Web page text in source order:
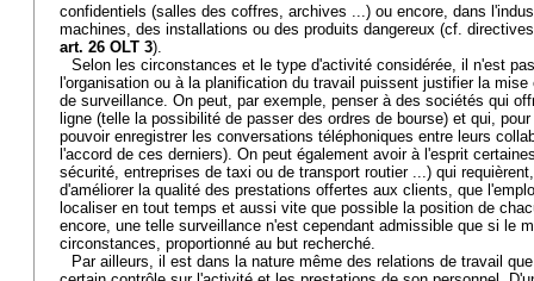
confidentiels (salles des coffres, archives ...) ou encore, dans
machines, des installations ou des produits dangereux (cf.
art. 26 OLT 3).
Selon les circonstances et le type d'activité considérée, il n'est
l'organisation ou à la planification du travail puissent justifier la
de surveillance. On peut, par exemple, penser à des sociétés qui
ligne (telle la possibilité de passer des ordres de bourse) et qui,
pouvoir enregistrer les conversations téléphoniques entre leurs
l'accord de ces derniers). On peut également avoir à l'esprit
sécurité, entreprises de taxi ou de transport routier ...) qui
d'améliorer la qualité des prestations offertes aux clients, que
localiser en tout temps et aussi vite que possible la position de
encore, une telle surveillance n'est cependant admissible que si le
circonstances, proportionné au but recherché.
Par ailleurs, il est dans la nature même des relations de travail